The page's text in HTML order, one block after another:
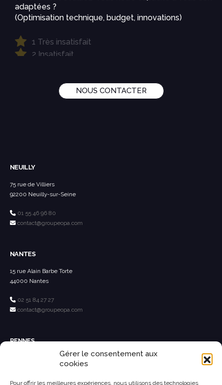
Gérer le consentement aux
cookies
Pour offrir les meilleures expériences, nous utilisons des technologies
NOUS CONTACTER
NEUILLY
75 rue de Villiers
92200 Neuilly-sur-Seine
01 55 46 96 80
contact@groupeopa.com
NANTES
15 rue Alain Barbe Torte
44000 Nantes
02 51 84 27 27
contact@groupeopa.com
RENNES
26 avenue de Bretagne